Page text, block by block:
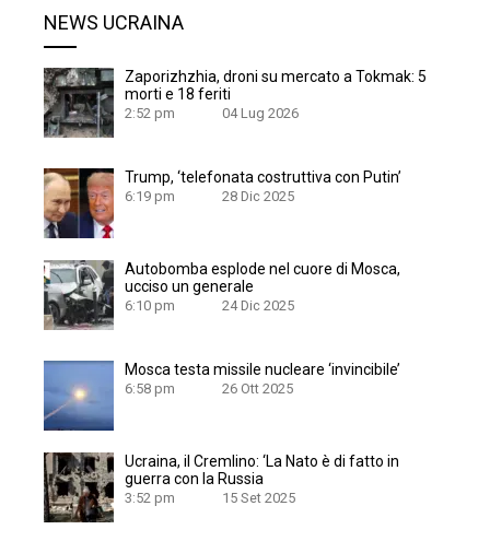
NEWS UCRAINA
Zaporizhzhia, droni su mercato a Tokmak: 5
morti e 18 feriti
2:52 pm 04 Lug 2026
Trump, ‘telefonata costruttiva con Putin’
6:19 pm 28 Dic 2025
Autobomba esplode nel cuore di Mosca,
ucciso un generale
6:10 pm 24 Dic 2025
Mosca testa missile nucleare ‘invincibile’
6:58 pm 26 Ott 2025
Ucraina, il Cremlino: ‘La Nato è di fatto in
guerra con la Russia
3:52 pm 15 Set 2025